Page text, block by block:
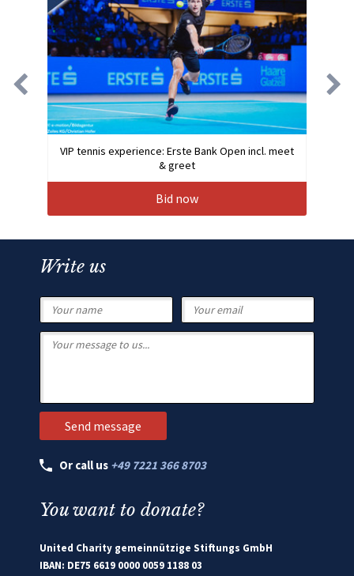
VIP tennis experience: Erste Bank Open incl. meet
& greet
Bid now
Write us
Or call us +49 7221 366 8703
You want to donate?
United Charity gemeinnützige Stiftungs GmbH
IBAN: DE75 6619 0000 0059 1188 03